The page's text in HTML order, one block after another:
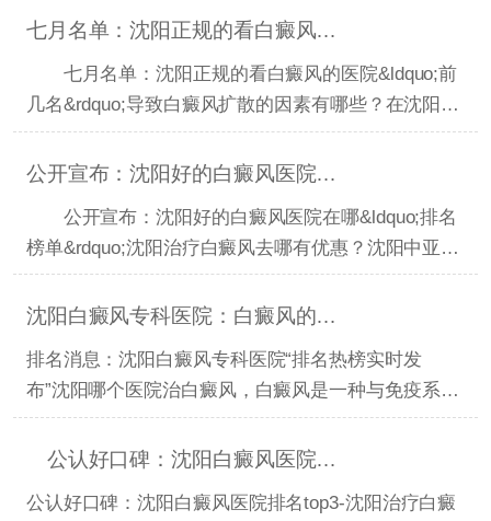
七月名单：沈阳正规的看白癜风的医院“前几名”导致白癜
七月名单：沈阳正规的看白癜风的医院&ldquo;前
几名&rdquo;导致白癜风扩散的因素有哪些？在沈阳得
了白癜风去
公开宣布：沈阳好的白癜风医院在哪“排名榜单”沈阳治疗
公开宣布：沈阳好的白癜风医院在哪&ldquo;排名
榜单&rdquo;沈阳治疗白癜风去哪有优惠？沈阳中亚白
癜风正规吗
沈阳白癜风专科医院：白癜风的治疗原则是什么？
排名消息：沈阳白癜风专科医院“排名热榜实时发
布”沈阳哪个医院治白癜风，白癜风是一种与免疫系统
相关的皮肤病
公认好口碑：沈阳白癜风医院排名top3-沈阳治疗白癜风
公认好口碑：沈阳白癜风医院排名top3-沈阳治疗白癜